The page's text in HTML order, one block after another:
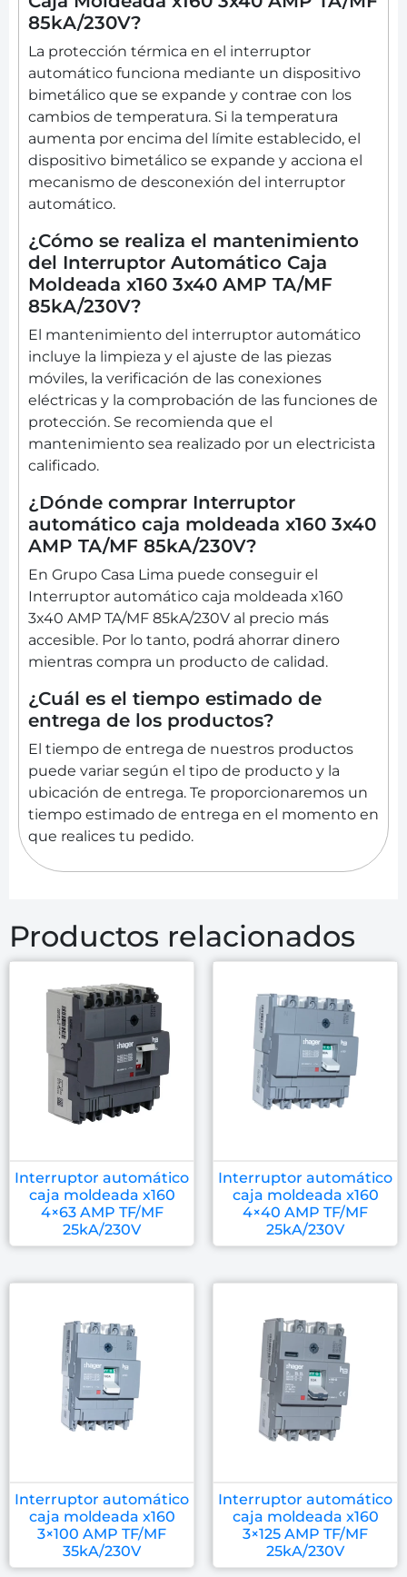
85kA/230V?
La protección térmica en el interruptor
automático funciona mediante un dispositivo
bimetálico que se expande y contrae con los
cambios de temperatura. Si la temperatura
aumenta por encima del límite establecido, el
dispositivo bimetálico se expande y acciona el
mecanismo de desconexión del interruptor
automático.
¿Cómo se realiza el mantenimiento
del Interruptor Automático Caja
Moldeada x160 3x40 AMP TA/MF
85kA/230V?
El mantenimiento del interruptor automático
incluye la limpieza y el ajuste de las piezas
móviles, la verificación de las conexiones
eléctricas y la comprobación de las funciones de
protección. Se recomienda que el
mantenimiento sea realizado por un electricista
calificado.
¿Dónde comprar Interruptor
automático caja moldeada x160 3x40
AMP TA/MF 85kA/230V?
En Grupo Casa Lima puede conseguir el
Interruptor automático caja moldeada x160
3x40 AMP TA/MF 85kA/230V al precio más
accesible. Por lo tanto, podrá ahorrar dinero
mientras compra un producto de calidad.
¿Cuál es el tiempo estimado de
entrega de los productos?
El tiempo de entrega de nuestros productos
puede variar según el tipo de producto y la
ubicación de entrega. Te proporcionaremos un
tiempo estimado de entrega en el momento en
que realices tu pedido.
Productos relacionados
Interruptor automático
caja moldeada x160
4×63 AMP TF/MF
25kA/230V
Interruptor automático
caja moldeada x160
4×40 AMP TF/MF
25kA/230V
Interruptor automático
caja moldeada x160
3×100 AMP TF/MF
35kA/230V
Interruptor automático
caja moldeada x160
3×125 AMP TF/MF
25kA/230V